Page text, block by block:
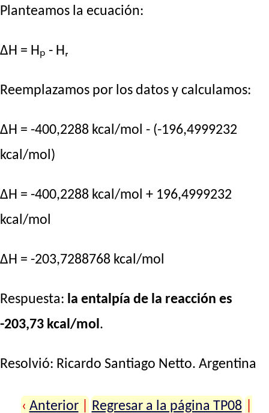
Planteamos la ecuación:
ΔH = Hₚ - Hᵣ
Reemplazamos por los datos y calculamos:
ΔH = -400,2288 kcal/mol - (-196,4999232
kcal/mol)
ΔH = -400,2288 kcal/mol + 196,4999232
kcal/mol
ΔH = -203,7288768 kcal/mol
Respuesta: la entalpía de la reacción es
-203,73 kcal/mol.
Resolvió: Ricardo Santiago Netto. Argentina
‹ Anterior Regresar a la página TP08